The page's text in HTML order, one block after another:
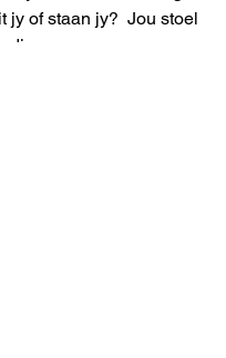
jy of staan jy?  Jou stoel
die man soen.